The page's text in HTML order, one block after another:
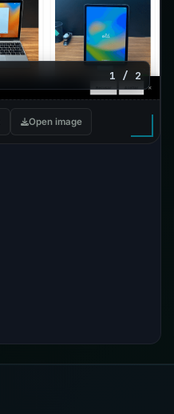
1 / 2
Open image